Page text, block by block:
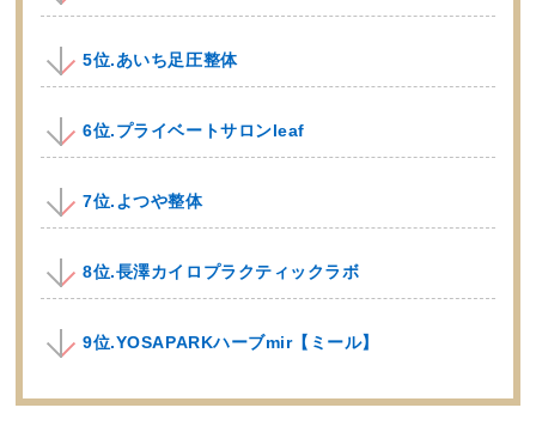
5位.あいち足圧整体
6位.プライベートサロンleaf
7位.よつや整体
8位.長澤カイロプラクティックラボ
9位.YOSAPARKハーブmir【ミール】